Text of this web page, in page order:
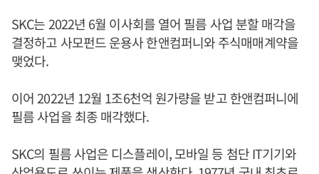
SKC는 2022년 6월 이사회를 열어 필름 사업 분할 매각을
결정하고 사모펀드 운용사 한앤컴퍼니와 주식매매계약을
맺었다.
이어 2022년 12월 1조6천억 원가량을 받고 한앤컴퍼니에
필름 사업을 최종 매각했다.
SKC의 필름 사업은 디스플레이, 모바일 등 첨단 IT기기와